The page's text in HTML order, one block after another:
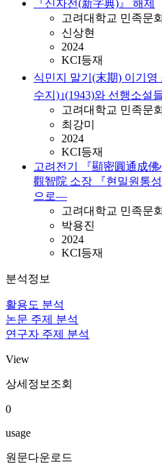
『신자전(新字典)』 해제
고려대학교 민족문
신상현
2024
KCI등재
식민지 말기(末期) 이기
수지)｣(1943)와 선행소
고려대학교 민족문
최강미
2024
KCI등재
고려전기 『顯密圓通成
觀智院 소장 『현밀원통
으로―
고려대학교 민족문
박용진
2024
KCI등재
분석정보
활용도 분석
논문 주제 분석
연구자 주제 분석
View
상세정보조회
0
usage
원문다운로드